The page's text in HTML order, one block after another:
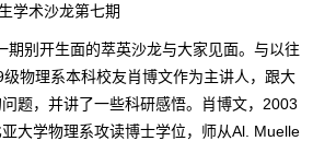
学术沙龙第七期
期别开生面的萃英沙龙与大家见面。与以往
物理系本科校友肖博文作为主讲人，跟大
题，并讲了一些科研感悟。肖博文，2003
大学物理系攻读博士学位，师从Al. Muelle